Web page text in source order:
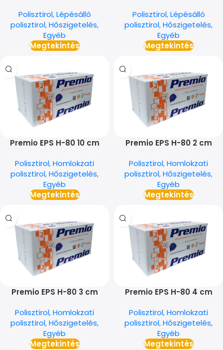
Polisztirol,Lépésálló
polisztirol,Hőszigetelés,
Egyéb
Megtekintés
Polisztirol,Lépésálló
polisztirol,Hőszigetelés,
Egyéb
Megtekintés
Premio EPS H-80 10 cm
Polisztirol,Homlokzati
polisztirol,Hőszigetelés,
Egyéb
Megtekintés
Premio EPS H-80 2 cm
Polisztirol,Homlokzati
polisztirol,Hőszigetelés,
Egyéb
Megtekintés
Premio EPS H-80 3 cm
Polisztirol,Homlokzati
polisztirol,Hőszigetelés,
Egyéb
Megtekintés
Premio EPS H-80 4 cm
Polisztirol,Homlokzati
polisztirol,Hőszigetelés,
Egyéb
Megtekintés